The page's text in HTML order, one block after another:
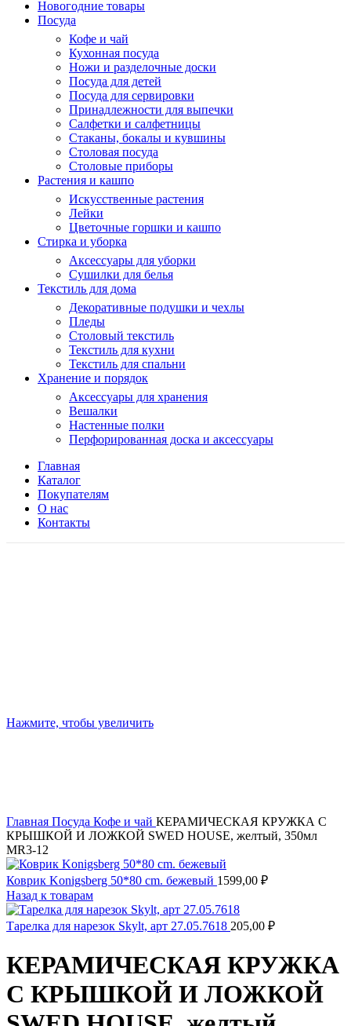
Новогодние товары
Посуда
Кофе и чай
Кухонная посуда
Ножи и разделочные доски
Посуда для детей
Посуда для сервировки
Принадлежности для выпечки
Салфетки и салфетницы
Стаканы, бокалы и кувшины
Столовая посуда
Столовые приборы
Растения и кашпо
Искусственные растения
Лейки
Цветочные горшки и кашпо
Стирка и уборка
Аксессуары для уборки
Сушилки для белья
Текстиль для дома
Декоративные подушки и чехлы
Пледы
Столовый текстиль
Текстиль для кухни
Текстиль для спальни
Хранение и порядок
Аксессуары для хранения
Вешалки
Настенные полки
Перфорированная доска и аксессуары
Главная
Каталог
Покупателям
О нас
Контакты
Нажмите, чтобы увеличить
Главная Посуда Кофе и чай КЕРАМИЧЕСКАЯ КРУЖКА С
КРЫШКОЙ И ЛОЖКОЙ SWED HOUSE, желтый, 350мл
MR3-12
Коврик Konigsberg 50*80 cm. бежевый 1599,00 ₽
Назад к товарам
Тарелка для нарезок Skylt, арт 27.05.7618 205,00 ₽
КЕРАМИЧЕСКАЯ КРУЖКА
С КРЫШКОЙ И ЛОЖКОЙ